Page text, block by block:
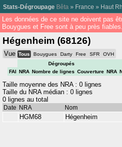
Stats-Dégroupage Bêta » France » Haut
Les données de ce site ne doivent pas
Bouygues et Free sont à peu près fiables.
Hégenheim (68126)
Vue Tous Bouygues Darty Free SFR
OVH
Dégroupés
FAI NRA Nombre de lignes Couverture NRA
Taille moyenne des NRA : 0 lignes
Taille du NRA médian : 0 lignes
0 lignes au total
Date NRA Nom
HGM68 Hégenheim